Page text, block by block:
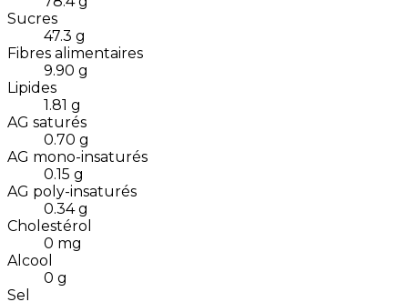
Sucres
47.3 g
Fibres alimentaires
9.90 g
Lipides
1.81 g
AG saturés
0.70 g
AG mono-insaturés
0.15 g
AG poly-insaturés
0.34 g
Cholestérol
0 mg
Alcool
0 g
Sel